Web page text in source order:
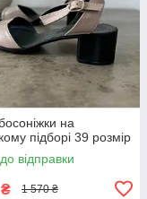
на
підборі 39 розмір
відправки
₴ 1 570 ₴